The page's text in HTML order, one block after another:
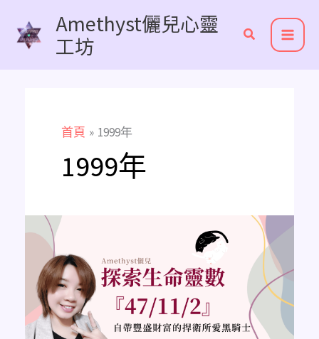
Amethyst儷兒心靈
工坊
首頁 1999年
1999年
《主
數
析》
探
索
生
命
靈
數
47/11/2